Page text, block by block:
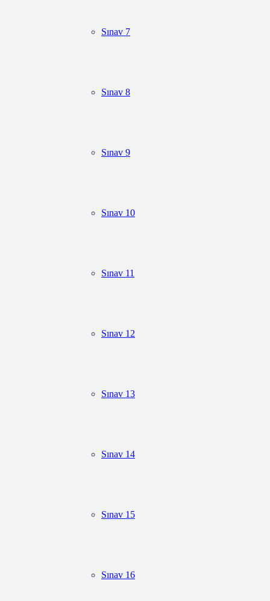
Sınav 7
Sınav 8
Sınav 9
Sınav 10
Sınav 11
Sınav 12
Sınav 13
Sınav 14
Sınav 15
Sınav 16